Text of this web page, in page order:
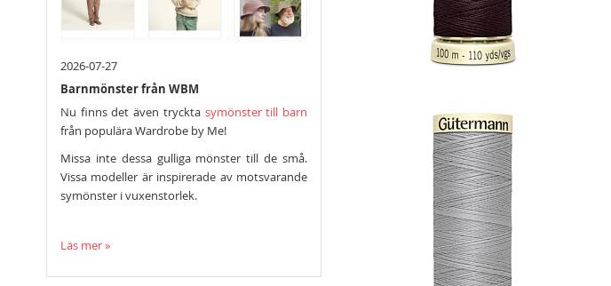
2026-07-27
Barnmönster från WBM
Nu finns det även tryckta symönster till barn
från populära Wardrobe by Me!
Missa inte dessa gulliga mönster till de små.
Vissa modeller är inspirerade av motsvarande
symönster i vuxenstorlek.
Läs mer »